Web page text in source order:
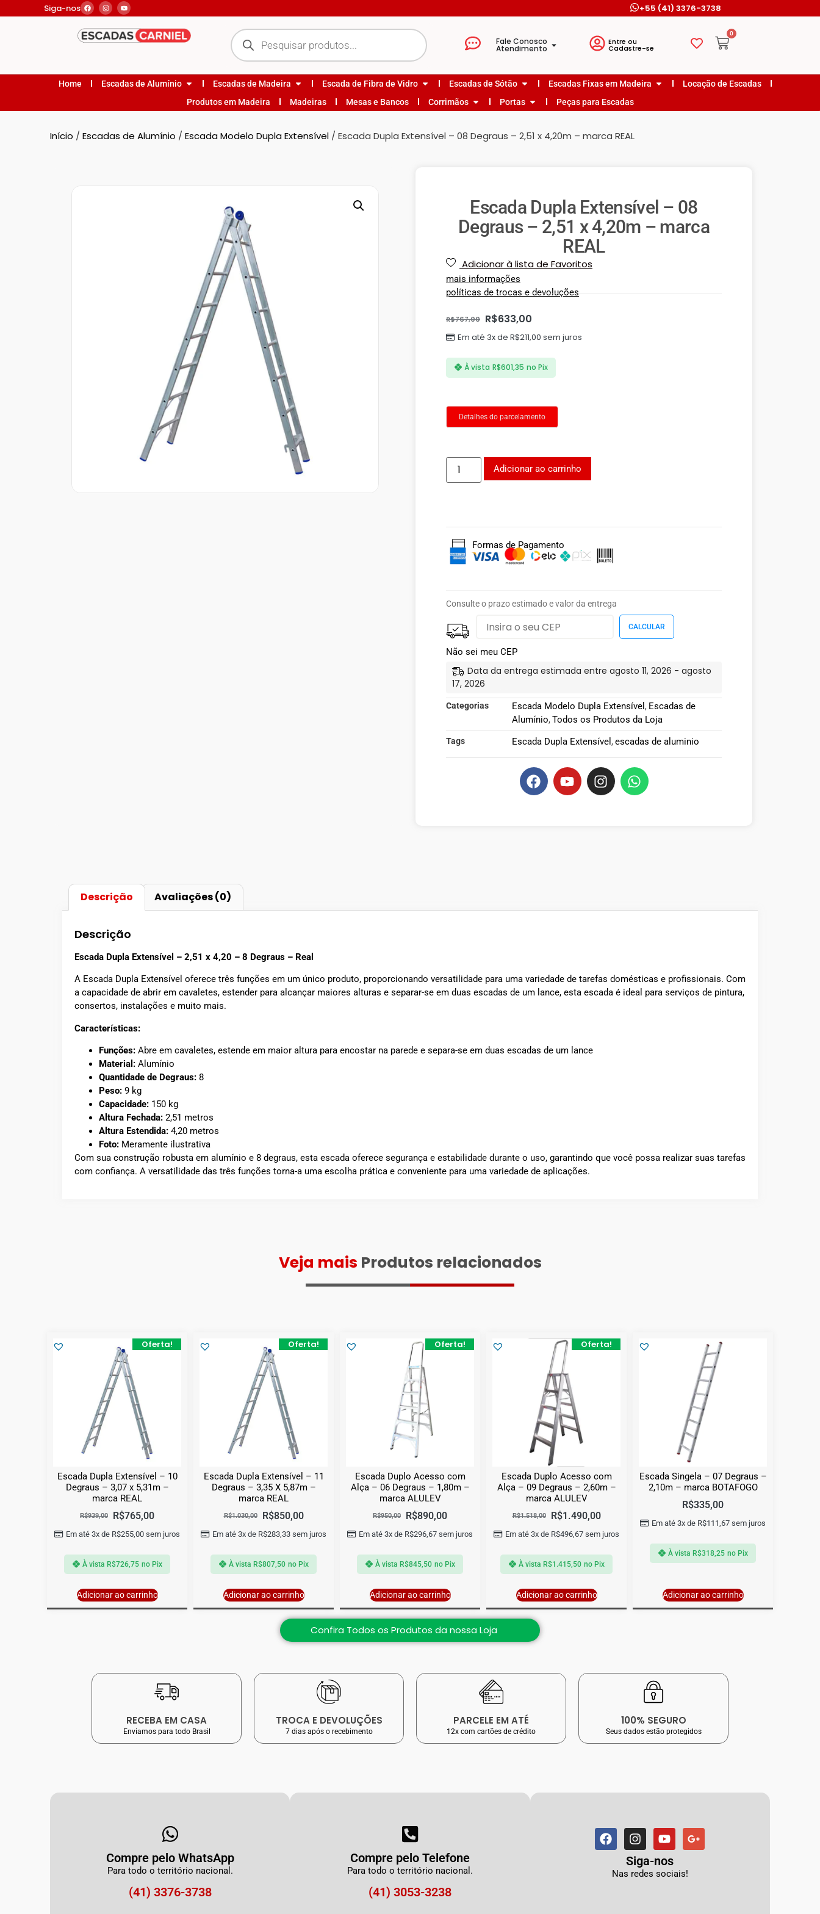
Siga-nos +55 (41) 3376-3738
Fale Conosco
Atendimento
Entre ou
Cadastre-se
0
Home Escadas de Alumínio Escadas de Madeira Escada de Fibra de Vidro Escadas de Sótão Escadas Fixas em Madeira
Locação de Escadas
Produtos em Madeira
Madeiras Mesas e Bancos Corrimãos Portas Peças para Escadas
Início / Escadas de Alumínio / Escada Modelo Dupla Extensível / Escada Dupla Extensível – 08 Degraus – 2,51 x 4,20m – marca REAL
Escada Dupla Extensível – 08
Degraus – 2,51 x 4,20m – marca
REAL
Adicionar à lista de Favoritos
mais informações
políticas de trocas e devoluções
R$767,00 R$633,00
Em até 3x de R$211,00 sem juros
À vista R$601,35 no Pix
Detalhes do parcelamento
Adicionar ao carrinho
Formas de Pagamento
Consulte o prazo estimado e valor da entrega
Não sei meu CEP
Data da entrega estimada entre agosto 11, 2026 - agosto
17, 2026
Categorias Escada Modelo Dupla Extensível , Escadas de
Alumínio, Todos os Produtos da Loja
Tags Escada Dupla Extensível , escadas de aluminio
Descrição Avaliações (0)
Descrição
Escada Dupla Extensível – 2,51 x 4,20 – 8 Degraus – Real
A Escada Dupla Extensível oferece três funções em um único produto, proporcionando versatilidade para uma variedade de tarefas domésticas e profissionais. Com
a capacidade de abrir em cavaletes, estender para alcançar maiores alturas e separar-se em duas escadas de um lance, esta escada é ideal para serviços de pintura,
consertos, instalações e muito mais.
Características:
Funções: Abre em cavaletes, estende em maior altura para encostar na parede e separa-se em duas escadas de um lance
Material: Alumínio
Quantidade de Degraus: 8
Peso: 9 kg
Capacidade: 150 kg
Altura Fechada: 2,51 metros
Altura Estendida: 4,20 metros
Foto: Meramente ilustrativa
Com sua construção robusta em alumínio e 8 degraus, esta escada oferece segurança e estabilidade durante o uso, garantindo que você possa realizar suas tarefas
com confiança. A versatilidade das três funções torna-a uma escolha prática e conveniente para uma variedade de aplicações.
Veja mais Produtos relacionados
Oferta!
Escada Dupla Extensível – 10
Degraus – 3,07 x 5,31m –
marca REAL
R$939,00 R$765,00
Em até 3x de R$255,00 sem juros
À vista R$726,75 no Pix
Adicionar ao carrinho
Oferta!
Escada Dupla Extensível – 11
Degraus – 3,35 X 5,87m –
marca REAL
R$1.030,00 R$850,00
Em até 3x de R$283,33 sem juros
À vista R$807,50 no Pix
Adicionar ao carrinho
Oferta!
Escada Duplo Acesso com
Alça – 06 Degraus – 1,80m –
marca ALULEV
R$950,00 R$890,00
Em até 3x de R$296,67 sem juros
À vista R$845,50 no Pix
Adicionar ao carrinho
Oferta!
Escada Duplo Acesso com
Alça – 09 Degraus – 2,60m –
marca ALULEV
R$1.518,00 R$1.490,00
Em até 3x de R$496,67 sem juros
À vista R$1.415,50 no Pix
Adicionar ao carrinho
Escada Singela – 07 Degraus –
2,10m – marca BOTAFOGO
R$335,00
Em até 3x de R$111,67 sem juros
À vista R$318,25 no Pix
Adicionar ao carrinho
Confira Todos os Produtos da nossa Loja
RECEBA EM CASA
Enviamos para todo Brasil
TROCA E DEVOLUÇÕES
7 dias após o recebimento
PARCELE EM ATÉ
12x com cartões de crédito
100% SEGURO
Seus dados estão protegidos
Compre pelo WhatsApp
Para todo o território nacional.
(41) 3376-3738
Compre pelo Telefone
Para todo o território nacional.
(41) 3053-3238
Siga-nos
Nas redes sociais!